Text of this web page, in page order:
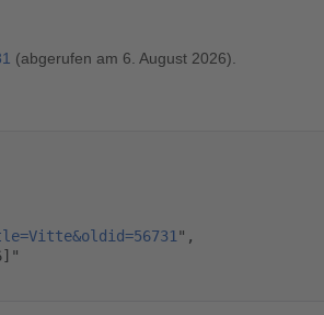
(abgerufen am 6. August 2026).
",